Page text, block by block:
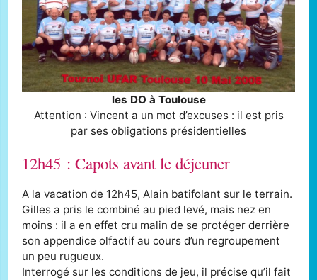
les DO à Toulouse
Attention : Vincent a un mot d’excuses : il est pris
par ses obligations présidentielles
12h45 : Capots avant le déjeuner
A la vacation de 12h45, Alain batifolant sur le terrain.
Gilles a pris le combiné au pied levé, mais nez en
moins : il a en effet cru malin de se protéger derrière
son appendice olfactif au cours d’un regroupement
un peu rugueux.
Interrogé sur les conditions de jeu, il précise qu’il fait